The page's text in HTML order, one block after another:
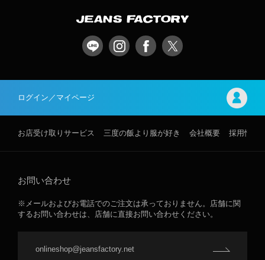
ログイン／マイページ
お店受け取りサービス 三度の飯より服が好き 会社概要 採用情報
お問い合わせ
※メールおよびお電話でのご注文は承っておりません。店舗に関
するお問い合わせは、店舗に直接お問い合わせください。
onlineshop@jeansfactory.net